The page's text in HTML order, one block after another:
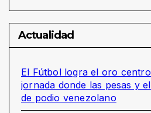
Actualidad
El Fútbol logra el oro
jornada donde las pesas y
de podio venezolano